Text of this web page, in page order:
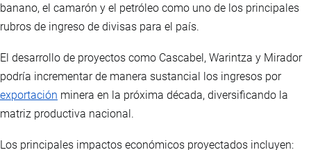
banano, el camarón y el petróleo como uno de los principales
rubros de ingreso de divisas para el país.
El desarrollo de proyectos como Cascabel, Warintza y Mirador
podría incrementar de manera sustancial los ingresos por
exportación minera en la próxima década, diversificando la
matriz productiva nacional.
Los principales impactos económicos proyectados incluyen: